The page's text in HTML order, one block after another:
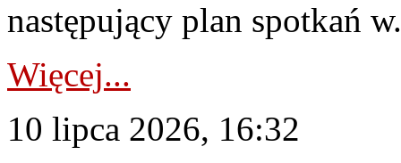
następujący plan spotkań
Więcej...
10 lipca 2026, 16:32